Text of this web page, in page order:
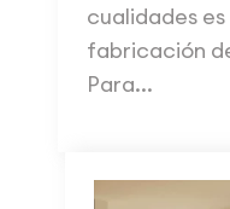
cualidades
fabricación
Para...